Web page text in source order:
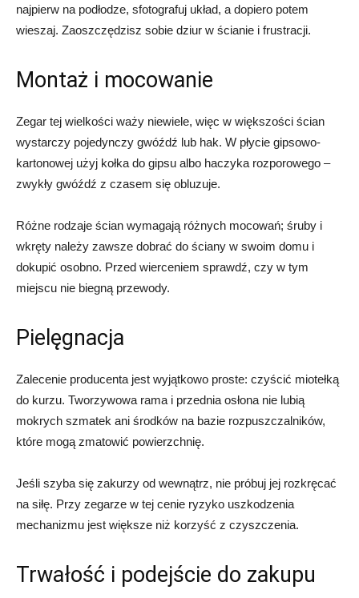
najpierw na podłodze, sfotografuj układ, a dopiero potem
wieszaj. Zaoszczędzisz sobie dziur w ścianie i frustracji.
Montaż i mocowanie
Zegar tej wielkości waży niewiele, więc w większości ścian
wystarczy pojedynczy gwóźdź lub hak. W płycie gipsowo-
kartonowej użyj kołka do gipsu albo haczyka rozporowego –
zwykły gwóźdź z czasem się obluzuje.
Różne rodzaje ścian wymagają różnych mocowań; śruby i
wkręty należy zawsze dobrać do ściany w swoim domu i
dokupić osobno. Przed wierceniem sprawdź, czy w tym
miejscu nie biegną przewody.
Pielęgnacja
Zalecenie producenta jest wyjątkowo proste: czyścić miotełką
do kurzu. Tworzywowa rama i przednia osłona nie lubią
mokrych szmatek ani środków na bazie rozpuszczalników,
które mogą zmatowić powierzchnię.
Jeśli szyba się zakurzy od wewnątrz, nie próbuj jej rozkręcać
na siłę. Przy zegarze w tej cenie ryzyko uszkodzenia
mechanizmu jest większe niż korzyść z czyszczenia.
Trwałość i podejście do zakupu